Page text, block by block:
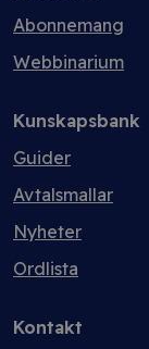
Abonnemang
Webbinarium
Kunskapsbank
Guider
Avtalsmallar
Nyheter
Ordlista
Kontakt